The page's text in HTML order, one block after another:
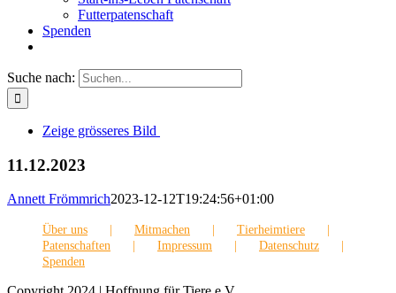
Futterpatenschaft
Spenden
Suche nach:
Zeige grösseres Bild
11.12.2023
Annett Frömmrich2023-12-12T19:24:56+01:00
Über uns Mitmachen
Tierheimtiere
Patenschaften
Impressum
Datenschutz
Spenden